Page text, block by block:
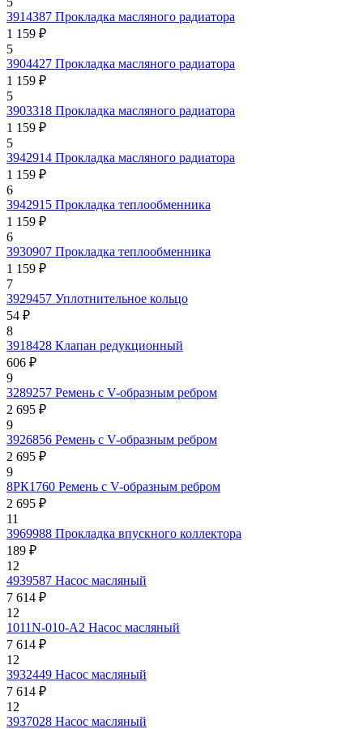
3914387 Прокладка масляного радиатора
1 159 ₽
5
3904427 Прокладка масляного радиатора
1 159 ₽
5
3903318 Прокладка масляного радиатора
1 159 ₽
5
3942914 Прокладка масляного радиатора
1 159 ₽
6
3942915 Прокладка теплообменника
1 159 ₽
6
3930907 Прокладка теплообменника
1 159 ₽
7
3929457 Уплотнительное кольцо
54 ₽
8
3918428 Клапан редукционный
606 ₽
9
3289257 Ремень с V-образным ребром
2 695 ₽
9
3926856 Ремень с V-образным ребром
2 695 ₽
9
8РК1760 Ремень с V-образным ребром
2 695 ₽
11
3969988 Прокладка впускного коллектора
189 ₽
12
4939587 Насос масляный
7 614 ₽
12
1011N-010-A2 Насос масляный
7 614 ₽
12
3932449 Насос масляный
7 614 ₽
12
3937028 Насос масляный